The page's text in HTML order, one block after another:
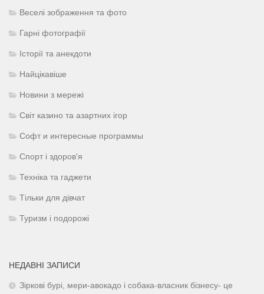
Веселі зображення та фото
Гарні фотографії
Історії та анекдоти
Найцікавіше
Новини з мережі
Світ казино та азартних ігор
Софт и интересные программы
Спорт і здоров'я
Техніка та гаджети
Тільки для дівчат
Туризм і подорожі
НЕДАВНІ ЗАПИСИ
Зіркові бурі, мери-авокадо і собака-власник бізнесу- це